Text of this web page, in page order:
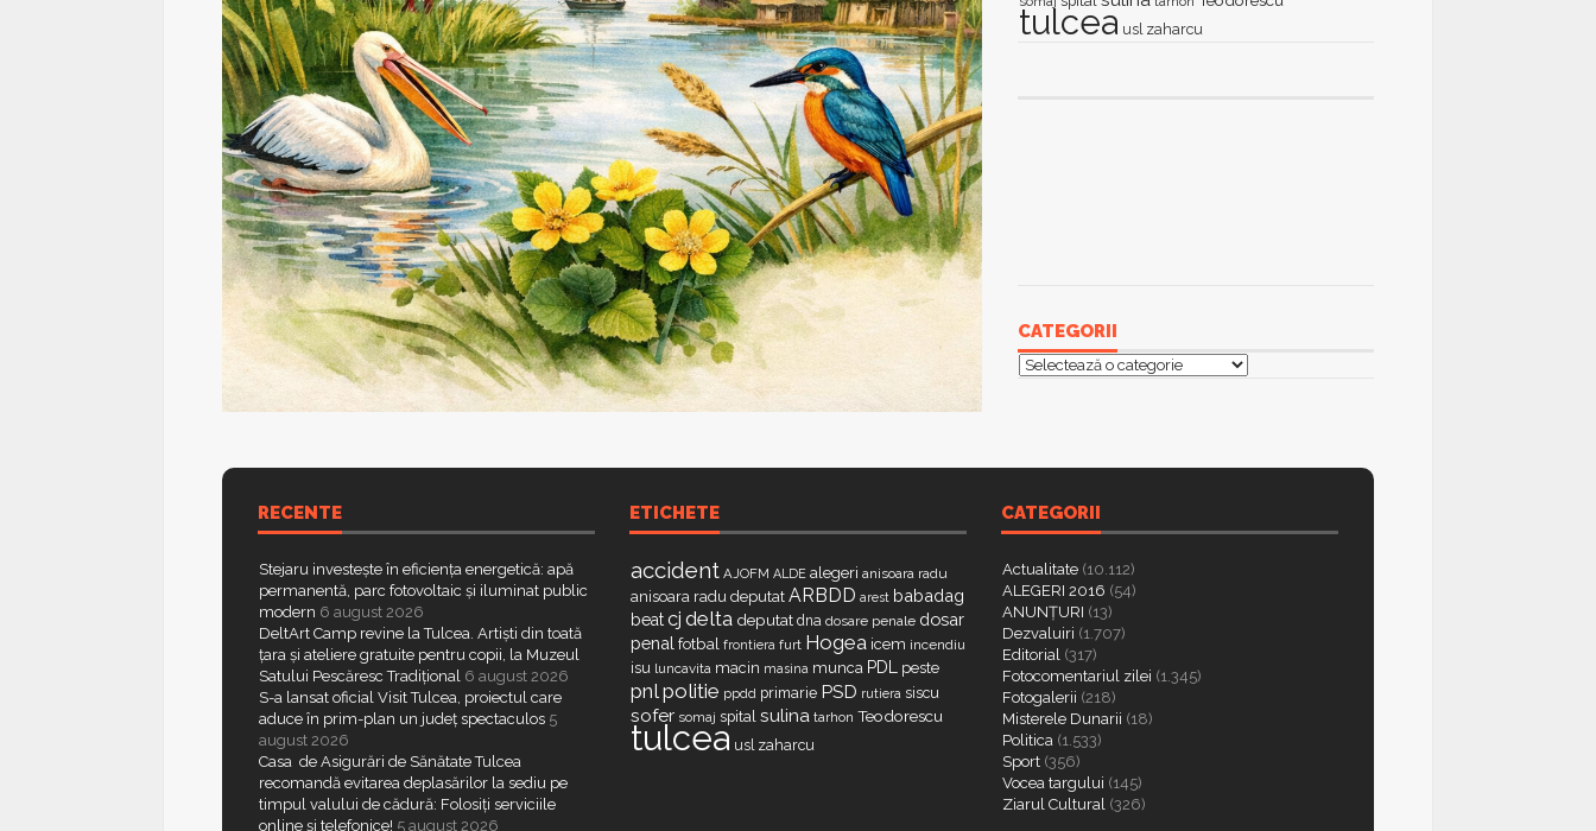
tulcea usl zaharcu
CATEGORII
Categorii
RECENTE
Stejaru investește în eficiența energetică: apă
permanentă, parc fotovoltaic și iluminat public
modern 6 august 2026
DeltArt Camp revine la Tulcea. Artiști din toată
țara și ateliere gratuite pentru copii, la Muzeul
Satului Pescăresc Tradițional 6 august 2026
S-a lansat oficial Visit Tulcea, proiectul care
aduce în prim-plan un județ spectaculos 5
august 2026
Casa de Asigurări de Sănătate Tulcea
recomandă evitarea deplasărilor la sediu pe
timpul valului de cădură: Folosiți serviciile
online și telefonice! 5 august 2026
ETICHETE
accident AJOFM ALDE alegeri anisoara radu
anisoara radu deputat ARBDD arest babadag
beatcj delta deputat dna dosare penale dosar
penal fotbal frontiera furt Hogea icem incendiu
isu luncavita macin masina munca PDL peste
pnlpolitie ppdd primarie PSD rutiera siscu
sofer somaj spital sulina tarhon Teodorescu
tulcea usl zaharcu
CATEGORII
Actualitate (10.112)
ALEGERI 2016 (54)
ANUNȚURI (13)
Dezvaluiri (1.707)
Editorial (317)
Fotocomentariul zilei (1.345)
Fotogalerii (218)
Misterele Dunarii (18)
Politica (1.533)
Sport (356)
Vocea targului (145)
Ziarul Cultural (326)